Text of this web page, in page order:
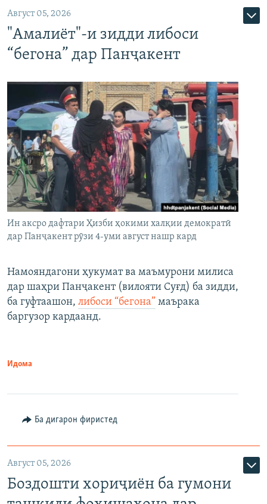
Август 05, 2026
"Амалиёт"-и зидди либоси
“бегона” дар Панҷакент
Ин аксро дафтари Ҳизби ҳокими халқии демократӣ
дар Панҷакент рӯзи 4-уми август нашр кард
Намояндагони ҳукумат ва маъмурони милиса
дар шаҳри Панҷакент (вилояти Суғд) ба зидди,
ба гуфтаашон, либоси “бегона” маърака
баргузор кардаанд.
Идома
Ба дигарон фиристед
Август 05, 2026
Боздошти хориҷиён ба гумони